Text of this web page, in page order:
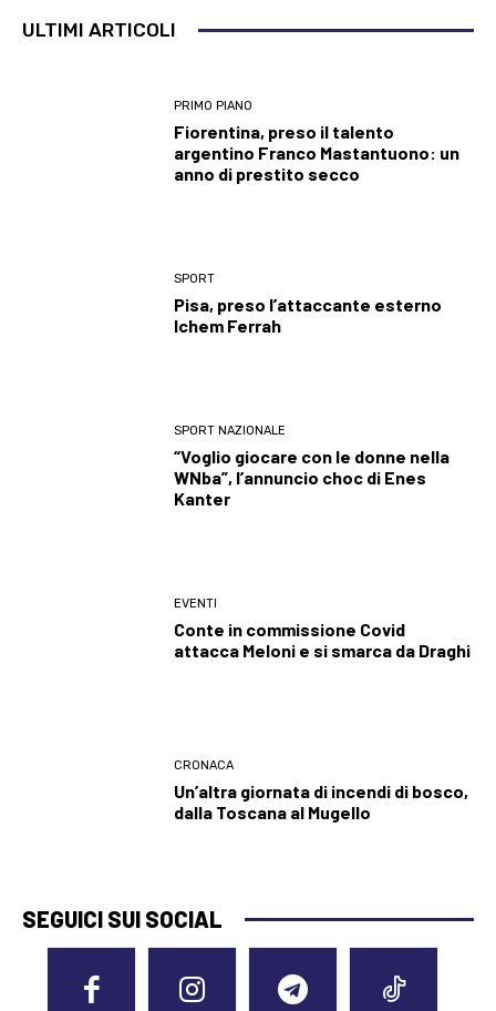
ULTIMI ARTICOLI
PRIMO PIANO
Fiorentina, preso il talento
argentino Franco Mastantuono: un
anno di prestito secco
SPORT
Pisa, preso l’attaccante esterno
Ichem Ferrah
SPORT NAZIONALE
“Voglio giocare con le donne nella
WNba”, l’annuncio choc di Enes
Kanter
EVENTI
Conte in commissione Covid
attacca Meloni e si smarca da Draghi
CRONACA
Un’altra giornata di incendi di bosco,
dalla Toscana al Mugello
SEGUICI SUI SOCIAL